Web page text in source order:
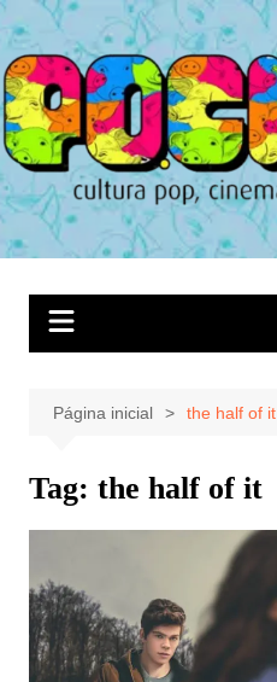
Ir
para
o
conteúdo
Página inicial the half of it
Tag: the half of it